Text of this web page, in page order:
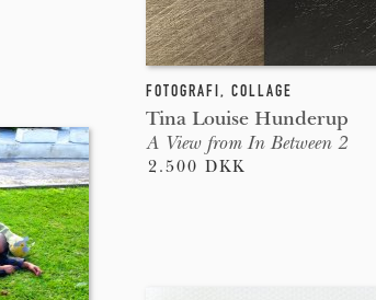
FOTOGRAFI,COLLAGE
Tina Louise Hunderup
A View from In Between 2
2.500 DKK